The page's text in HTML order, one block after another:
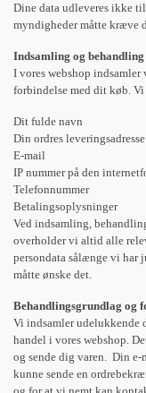
Dine data udleveres ikke
myndigheder måtte kræve
Indsamling og
I vores webshop
forbindelse med dit køb.
Dit fulde navn
Din ordres leveringsadresse
E-mail
IP nummer på den
Telefonnummer
Betalingsoplysninger
Ved indsamling,
overholder vi altid alle
persondata sålænge vi har
måtte ønske det.
Behandlingsgrundlag og
Vi indsamler udelukkende
handel i vores webshop.
og sende dig varen. Din e-
kunne sende en